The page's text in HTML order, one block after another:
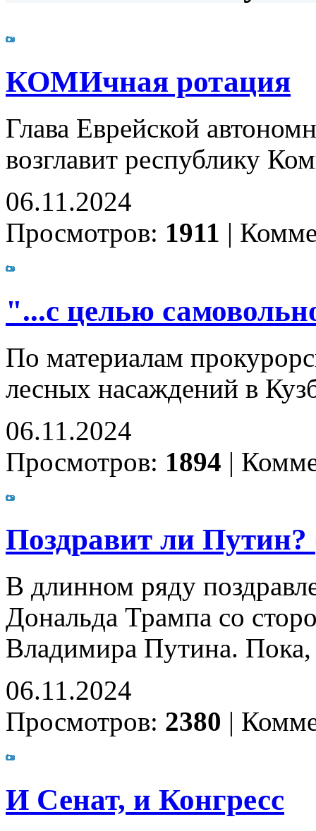
КОМИчная ротация
Глава Еврейской
возглавит республику
06.11.2024
Просмотров: 1911 |
"...с целью
По материалам
лесных насаждений в
06.11.2024
Просмотров: 1894 |
Поздравит ли Путин?
В длинном ряду
Дональда Трампа со
Владимира Путина. Пока,
06.11.2024
Просмотров: 2380 |
И Сенат, и Конгресс